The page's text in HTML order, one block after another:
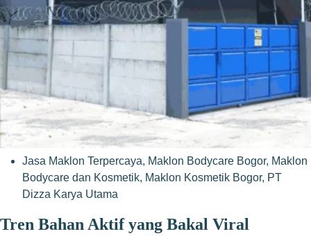
Jasa Maklon Terpercaya, Maklon Bodycare Bogor, Maklon
Bodycare dan Kosmetik, Maklon Kosmetik Bogor, PT
Dizza Karya Utama
Tren Bahan Aktif yang Bakal Viral